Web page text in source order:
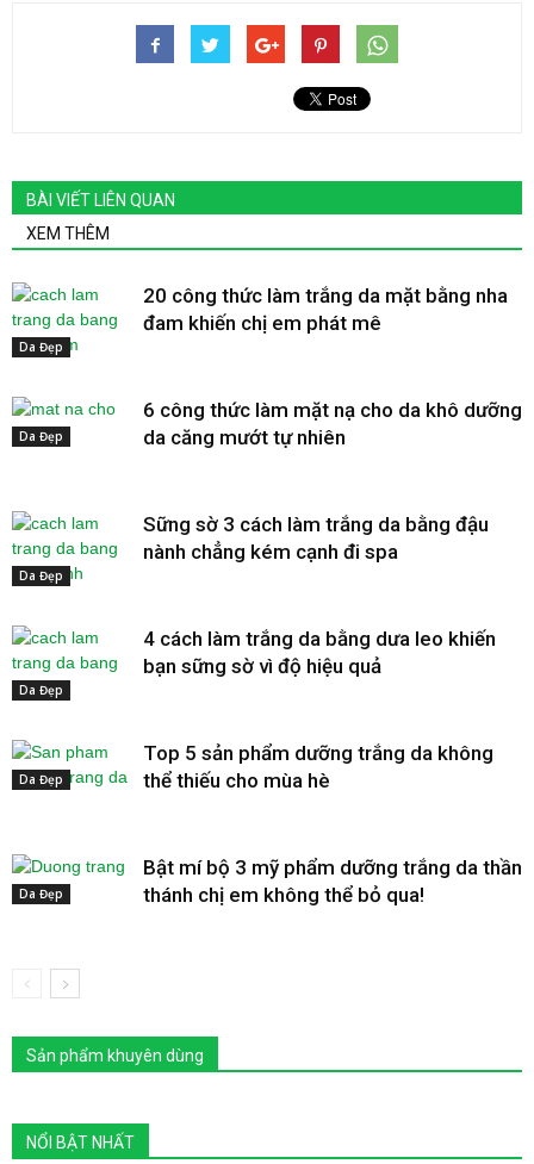
BÀI VIẾT LIÊN QUAN
XEM THÊM
Da Đẹp
20 công thức làm trắng da mặt bằng nha
đam khiến chị em phát mê
Da Đẹp
6 công thức làm mặt nạ cho da khô dưỡng
da căng mướt tự nhiên
Da Đẹp
Sững sờ 3 cách làm trắng da bằng đậu
nành chẳng kém cạnh đi spa
Da Đẹp
4 cách làm trắng da bằng dưa leo khiến
bạn sững sờ vì độ hiệu quả
Da Đẹp
Top 5 sản phẩm dưỡng trắng da không
thể thiếu cho mùa hè
Da Đẹp
Bật mí bộ 3 mỹ phẩm dưỡng trắng da thần
thánh chị em không thể bỏ qua!
Sản phẩm khuyên dùng
NỔI BẬT NHẤT